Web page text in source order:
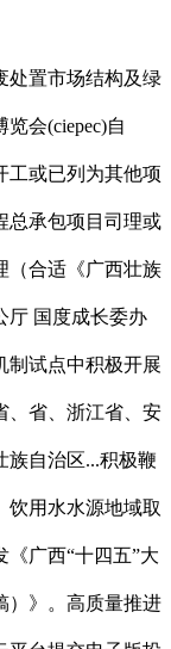
置市场结构及绿
会(ciepec)自
工或已列为其他项
总承包项目司理或
（合适《广西壮族
厅 国度成长委办
制试点中积极开展
、省、浙江省、安
族自治区...积极鞭
饮用水水源地域取
广西“十四五”大
）》。高质量推进